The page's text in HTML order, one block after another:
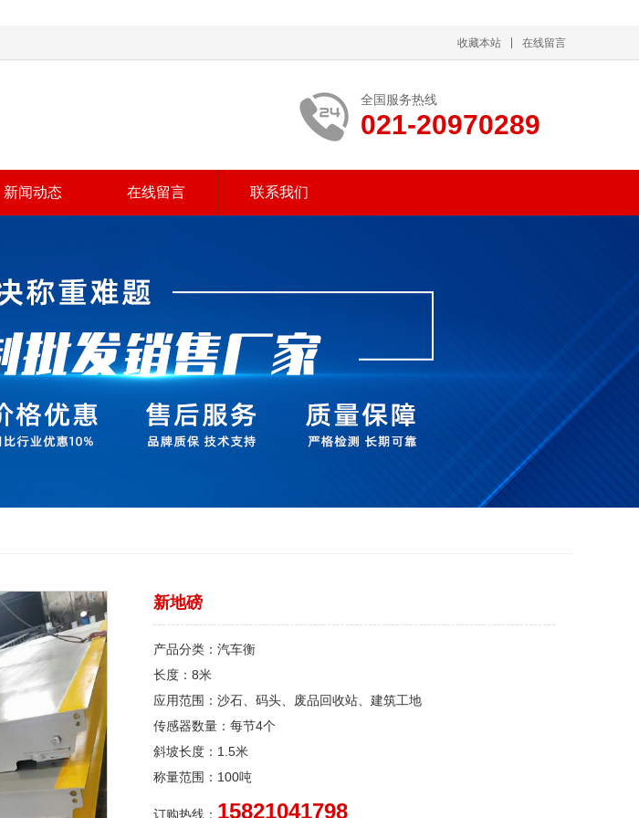
收藏本站 在线留言
全国服务热线
021-20970289
新闻动态 在线留言 联系我们
新地磅
产品分类：汽车衡
长度：8米
应用范围：沙石、码头、废品回收站、建筑工地
传感器数量：每节4个
斜坡长度：1.5米
称量范围：100吨
订购热线： 15821041798